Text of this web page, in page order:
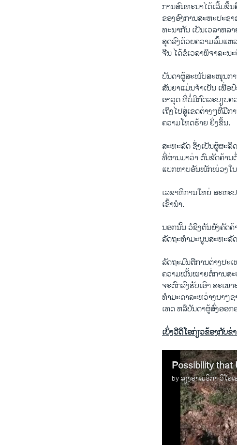
ການ​ສົນທະນາ​ໄດ້ເລີ້ມຂຶ້
ຂອງ​ອົງການສະຫະ​ປະຊ
ທະນາ​ກັນ​ ເປັນ​ເວລາ​ຫລ
ສຸດ​ລົງດ້ວຍ​ຄວາມລົ້​ມ​ແຫ
ຈີນ ໄດ້​ຂໍ​ເວລາ​ພິຈາລະ​ນ
ບັນດາ​ຜູ້ສະໜັບສະໜຸນກ
ສັນຍາແມ່ນ​ຈໍາ​ເປັນ​ ເພື່ອ​
ອາວຸດ ​ທີ່​ບໍ່​ມີ​ກົດ​ລະບຽບ
ເຖິງ​ໄປ​ສູ່​ເຂດຕ່າງໆທີ່​ມີ​
ຄວາມ​ໂຫດຮ້າຍ ຍິ່ງ​ຂຶ້ນ.
ສະຫະລັດ ຊຶ່ງເປັນ​ຜູ້ຜະ
ທີ່​ຜ່ານ​ມາ​ວ່າ ຕົນ​ຂັດ​ຄ້ານ​
ແບກ​ຫາບ​ອັນ​ໜັກໜ່ວງ​ໃນ​
ເລ​ຂາ​ທິການ​ໃຫຍ່ ສະຫະ​
ເຂົ້າ​ນໍາ.
ນອກ​ນັ້ນ ວໍ​ຊິງ​ຕັນຍັງ​ຄັດ​
ລັດຖະທໍາ​ມະນູນສະຫະລັ
ລັດຖະມົນຕີ​ການ​ຕ່າງປະ​
ຄວາມ​ໝັ້ນໝາຍ​ຕໍ່ການ​ສ
ຈະ​ຕົກ​ລົງ​ຮັບ​ເອົາ ​ສະ​ເພ
ທໍາ​ມະ​ດາ​ລະຫວ່າງນາໆ​
ເທດ ຫລື​ບັນດາ​ຜູ້ສົ່ງ​ອອກ
ເບິ່ງວີດິໂອກ່ຽວຂ້ອງກັບຂ່
byສຽງອາເມຣິກາ ວີໂອ